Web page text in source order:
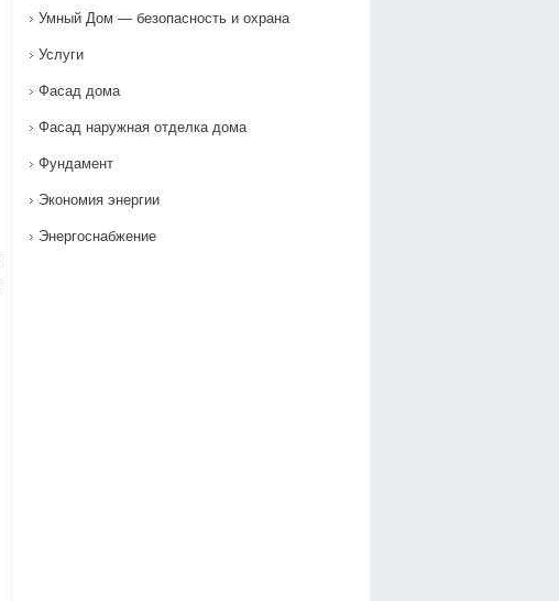
Умный Дом — безопасность и охрана
Услуги
Фасад дома
Фасад наружная отделка дома
Фундамент
Экономия энергии
Энергоснабжение